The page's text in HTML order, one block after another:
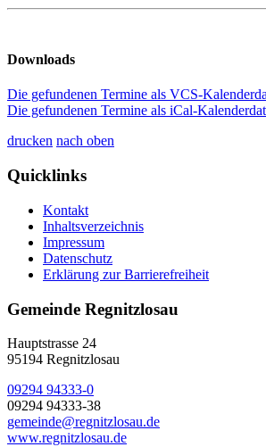
Downloads
Die gefundenen Termine als VCS-
Die gefundenen Termine als iCal-
drucken nach oben
Quicklinks
Kontakt
Inhaltsverzeichnis
Impressum
Datenschutz
Erklärung zur Barrierefreiheit
Gemeinde Regnitzlosau
Hauptstrasse 24
95194 Regnitzlosau
09294 94333-0
09294 94333-38
gemeinde@regnitzlosau.de
www.regnitzlosau.de